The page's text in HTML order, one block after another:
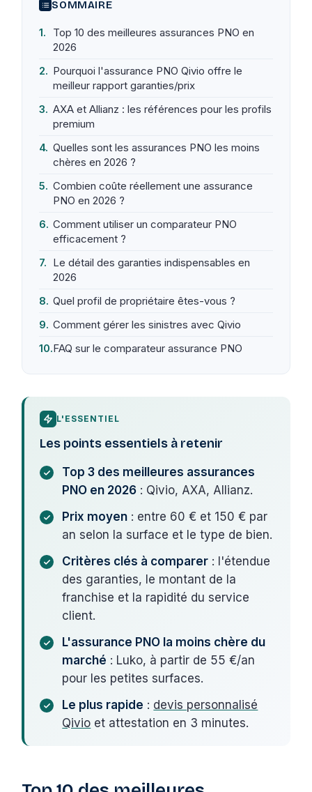
SOMMAIRE
Top 10 des meilleures assurances PNO en
2026
Pourquoi l'assurance PNO Qivio offre le
meilleur rapport garanties/prix
AXA et Allianz : les références pour les profils
premium
Quelles sont les assurances PNO les moins
chères en 2026 ?
Combien coûte réellement une assurance
PNO en 2026 ?
Comment utiliser un comparateur PNO
efficacement ?
Le détail des garanties indispensables en
2026
Quel profil de propriétaire êtes-vous ?
Comment gérer les sinistres avec Qivio
FAQ sur le comparateur assurance PNO
L'ESSENTIEL
Les points essentiels à retenir
Top 3 des meilleures assurances
PNO en 2026 : Qivio, AXA, Allianz.
Prix moyen : entre 60 € et 150 € par
an selon la surface et le type de bien.
Critères clés à comparer : l'étendue
des garanties, le montant de la
franchise et la rapidité du service
client.
L'assurance PNO la moins chère du
marché : Luko, à partir de 55 €/an
pour les petites surfaces.
Le plus rapide : devis personnalisé
Qivio et attestation en 3 minutes.